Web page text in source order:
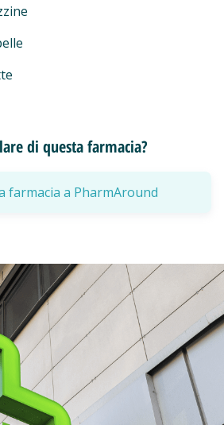
di questa farmacia?
farmacia a PharmAround